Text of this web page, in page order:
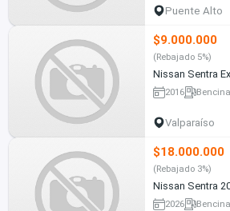
Puente Alto
$9.000.000
(Rebajado 5%)
Nissan Sentra
2016
Valparaíso
$18.000.000
(Rebajado 3%)
Nissan Sentra
2026